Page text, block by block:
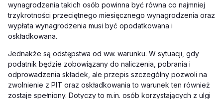
wynagrodzenia takich osób powinna być równa co najmniej
trzykrotności przeciętnego miesięcznego wynagrodzenia oraz
wypłata wynagrodzenia musi być opodatkowana i
oskładkowana.
Jednakże są odstępstwa od ww. warunku. W sytuacji, gdy
podatnik będzie zobowiązany do naliczenia, pobrania i
odprowadzenia składek, ale przepis szczególny pozwoli na
zwolnienie z PIT oraz oskładkowania to warunek ten również
zostaje spełniony. Dotyczy to m.in. osób korzystających z ulgi